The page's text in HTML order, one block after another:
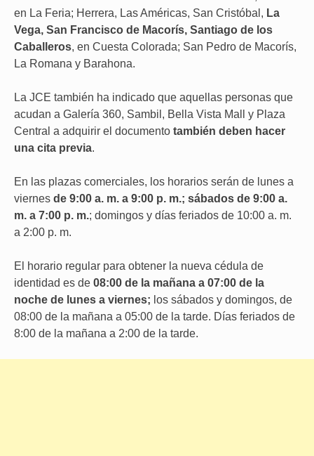
en La Feria; Herrera, Las Américas, San Cristóbal, La
Vega, San Francisco de Macorís, Santiago de los
Caballeros, en Cuesta Colorada; San Pedro de Macorís,
La Romana y Barahona.
La JCE también ha indicado que aquellas personas que
acudan a Galería 360, Sambil, Bella Vista Mall y Plaza
Central a adquirir el documento también deben hacer
una cita previa.
En las plazas comerciales, los horarios serán de lunes a
viernes de 9:00 a. m. a 9:00 p. m.; sábados de 9:00 a.
m. a 7:00 p. m.; domingos y días feriados de 10:00 a. m.
a 2:00 p. m.
El horario regular para obtener la nueva cédula de
identidad es de 08:00 de la mañana a 07:00 de la
noche de lunes a viernes; los sábados y domingos, de
08:00 de la mañana a 05:00 de la tarde. Días feriados de
8:00 de la mañana a 2:00 de la tarde.